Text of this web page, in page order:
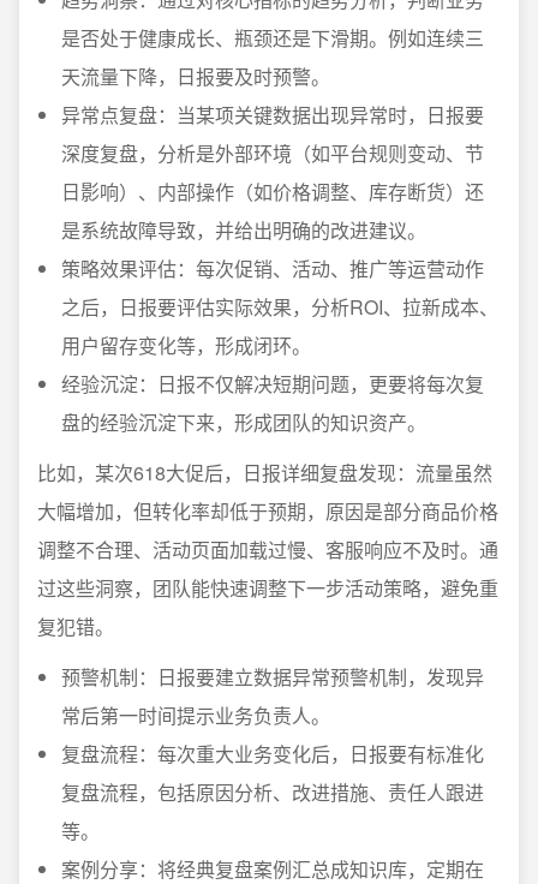
是否处于健康成长、瓶颈还是下滑期。例如连续三
天流量下降，日报要及时预警。
异常点复盘：当某项关键数据出现异常时，日报要
深度复盘，分析是外部环境（如平台规则变动、节
日影响）、内部操作（如价格调整、库存断货）还
是系统故障导致，并给出明确的改进建议。
策略效果评估：每次促销、活动、推广等运营动作
之后，日报要评估实际效果，分析ROI、拉新成本、
用户留存变化等，形成闭环。
经验沉淀：日报不仅解决短期问题，更要将每次复
盘的经验沉淀下来，形成团队的知识资产。
比如，某次618大促后，日报详细复盘发现：流量虽然
大幅增加，但转化率却低于预期，原因是部分商品价格
调整不合理、活动页面加载过慢、客服响应不及时。通
过这些洞察，团队能快速调整下一步活动策略，避免重
复犯错。
预警机制：日报要建立数据异常预警机制，发现异
常后第一时间提示业务负责人。
复盘流程：每次重大业务变化后，日报要有标准化
复盘流程，包括原因分析、改进措施、责任人跟进
等。
案例分享：将经典复盘案例汇总成知识库，定期在